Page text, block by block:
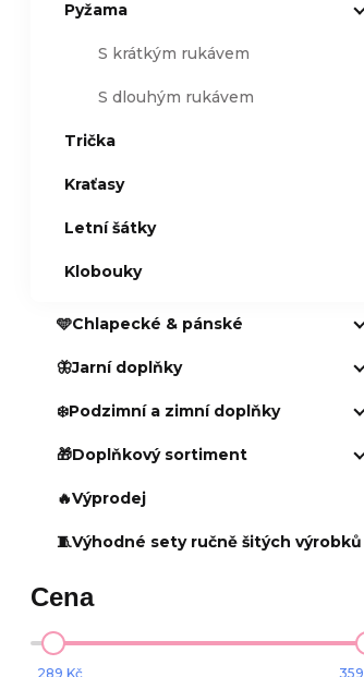
Pyžama
S krátkým rukávem
S dlouhým rukávem
Trička
Kraťasy
Letní šátky
Klobouky
🩵Chlapecké & pánské
🦋Jarní doplňky
❄️Podzimní a zimní doplňky
🎁Doplňkový sortiment
🔥Výprodej
🧵Výhodné sety ručně šitých výrobků
Cena
289 Kč 359